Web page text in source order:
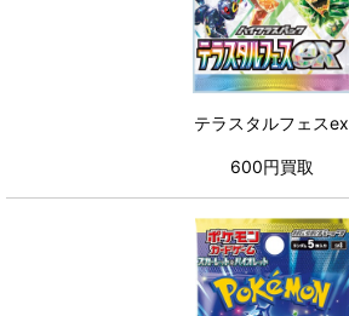
テラスタルフェスex
600円買取